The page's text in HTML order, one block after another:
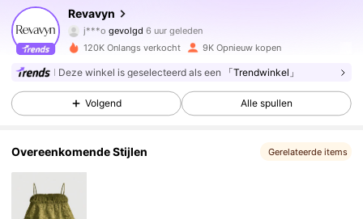
Revavyn
j***ogevolgd
R***Ris aan het browsen
4.65
49K Volgers
4.65 49K Volgers
4.65 49K Volgers
120K Onlangs verkocht 9K Opnieuw kopen
Deze winkel is geselecteerd als een 「Trendwinkel」
Volgend Alle spullen
Overeenkomende Stijlen Gerelateerde items